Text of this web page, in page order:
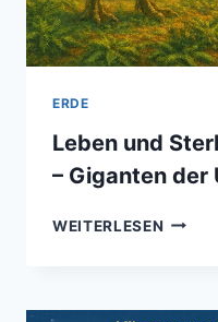
ERDE
Leben und
– Giganten der
WEITERLESEN LEBEN